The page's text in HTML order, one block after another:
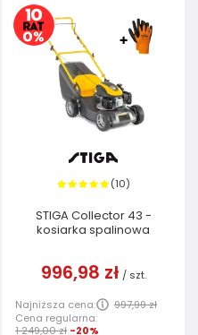
(10)
STIGA Collector 43 -
kosiarka spalinowa
996,98 zł / szt.
Najniższa cena:
997,99 zł
Cena regularna:
1 249,00 zł -20%